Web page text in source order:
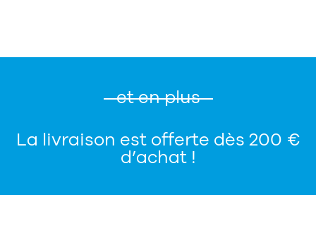
et en plus
La livraison est offerte dès 200 €
d’achat !